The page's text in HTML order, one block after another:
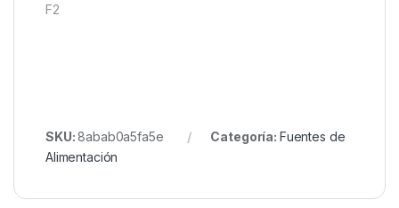
F2
SKU:8abab0a5fa5e Categoría: Fuentes de
Alimentación